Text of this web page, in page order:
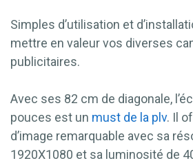
Simples d’utilisation et
mettre en valeur vos diverses
publicitaires.
Avec ses 82 cm de diagonale,
pouces est un must de la plv. Il
d’image remarquable avec sa
1920X1080 et sa luminosité de